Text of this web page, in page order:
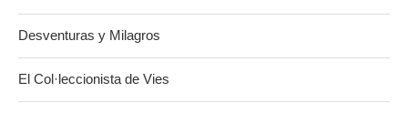
Desventuras y Milagros
El Col·leccionista de Vies